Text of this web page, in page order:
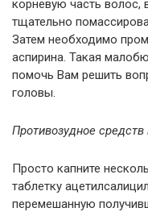
корневую часть волос,
тщательно
Затем необходимо
аспирина. Такая
помочь Вам решить
головы.
Противозудное
Просто капните
таблетку
перемешанную